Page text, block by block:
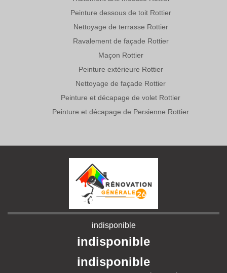
Peinture dessous de toit Rottier
Nettoyage de terrasse Rottier
Ravalement de façade Rottier
Maçon Rottier
Peinture extérieure Rottier
Nettoyage de façade Rottier
Peinture et décapage de volet Rottier
Peinture et décapage de Persienne Rottier
indisponible
indisponible
indisponible